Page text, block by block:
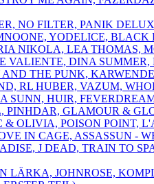
NO FILTER, PANIK
YODELICE,
NIKOLA, LEA THOMAS,
VALIENTE, DINA
AND THE PUNK,
RL HUBER, VAZUM,
SUNN, HUIR,
PINHDAR, GLAMOUR &
& OLIVIA, POISON POINT,
IN CAGE, ASSASSUN -
J DEAD, TRAIN TO
LÄRKA, JOHNROSE,